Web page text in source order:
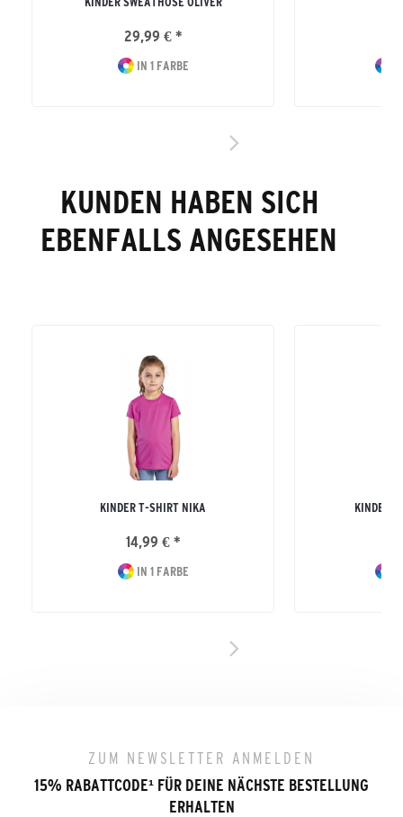
29,99 € *
IN 1 FARBE
KUNDEN HABEN SICH
EBENFALLS ANGESEHEN
KINDER T-SHIRT NIKA
14,99 € *
IN 1 FARBE
KINDER
ZUM NEWSLETTER ANMELDEN
15% RABATTCODE¹ FÜR DEINE NÄCHSTE BESTELLUNG
ERHALTEN